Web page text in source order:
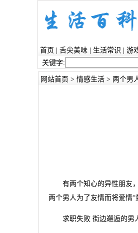
首页 舌尖美味| 生活常识 游
关键字:
网站首页 > 情感生活> 两个男
有两个知心的异性朋友，
两个男人为了友情而将爱情
求职失败 街边邂逅的男